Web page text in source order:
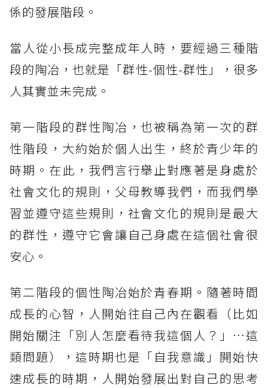
係的發展階段。
當人從小長成完整成年人時，要經過三種階
段的陶冶，也就是「群性-個性-群性」，很多
人其實並未完成。
第一階段的群性陶冶，也被稱為第一次的群
性階段，大約始於個人出生，終於青少年的
時期。在此，我們言行舉止對應著是身處於
社會文化的規則，父母教導我們，而我們學
習並遵守這些規則，社會文化的規則是最大
的群性，遵守它會讓自己身處在這個社會很
安心。
第二階段的個性陶冶始於青春期。隨著時間
成長的心智，人開始往自己內在觀看（比如
開始關注「別人怎麼看待我這個人？」⋯這
類問題），這時期也是「自我意識」開始快
速成長的時期，人開始發展出對自己的思考